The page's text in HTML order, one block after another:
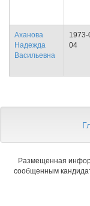
Аханова
Надежда
Васильевна
1973-
04
Размещенная
сообщенным